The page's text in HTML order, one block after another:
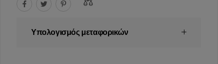
Υπολογισμός μεταφορικών